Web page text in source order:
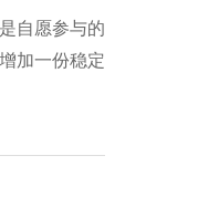
自愿参与的
加一份稳定